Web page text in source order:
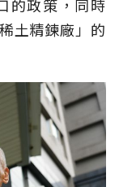
的政策，同時
土精鍊廠」的